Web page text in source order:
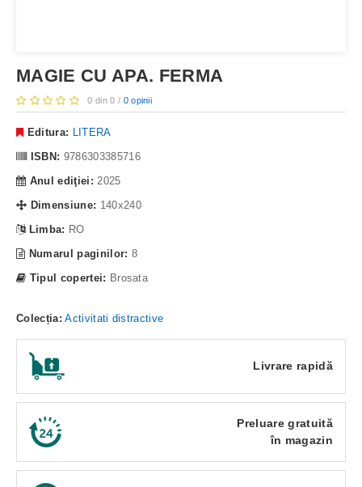
MAGIE CU APA. FERMA
0 din 0 / 0 opinii
Editura: LITERA
ISBN: 9786303385716
Anul ediţiei: 2025
Dimensiune: 140x240
Limba: RO
Numarul paginilor: 8
Tipul copertei: Brosata
Colecția: Activitati distractive
Livrare rapidă
Preluare gratuită
în magazin